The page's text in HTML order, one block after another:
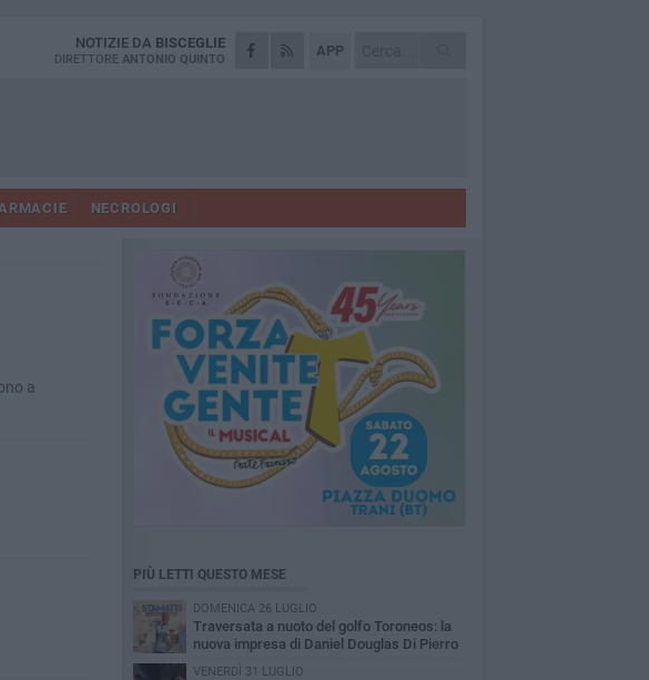
APP
NOTIZIE DA BISCEGLIE
DIRETTORE ANTONIO QUINTO
NECROLOGI
a
PIÙ LETTI QUESTO MESE
DOMENICA 26 LUGLIO
Traversata a nuoto del golfo Toroneos: la
nuova impresa di Daniel Douglas Di Pierro
VENERDÌ 31 LUGLIO